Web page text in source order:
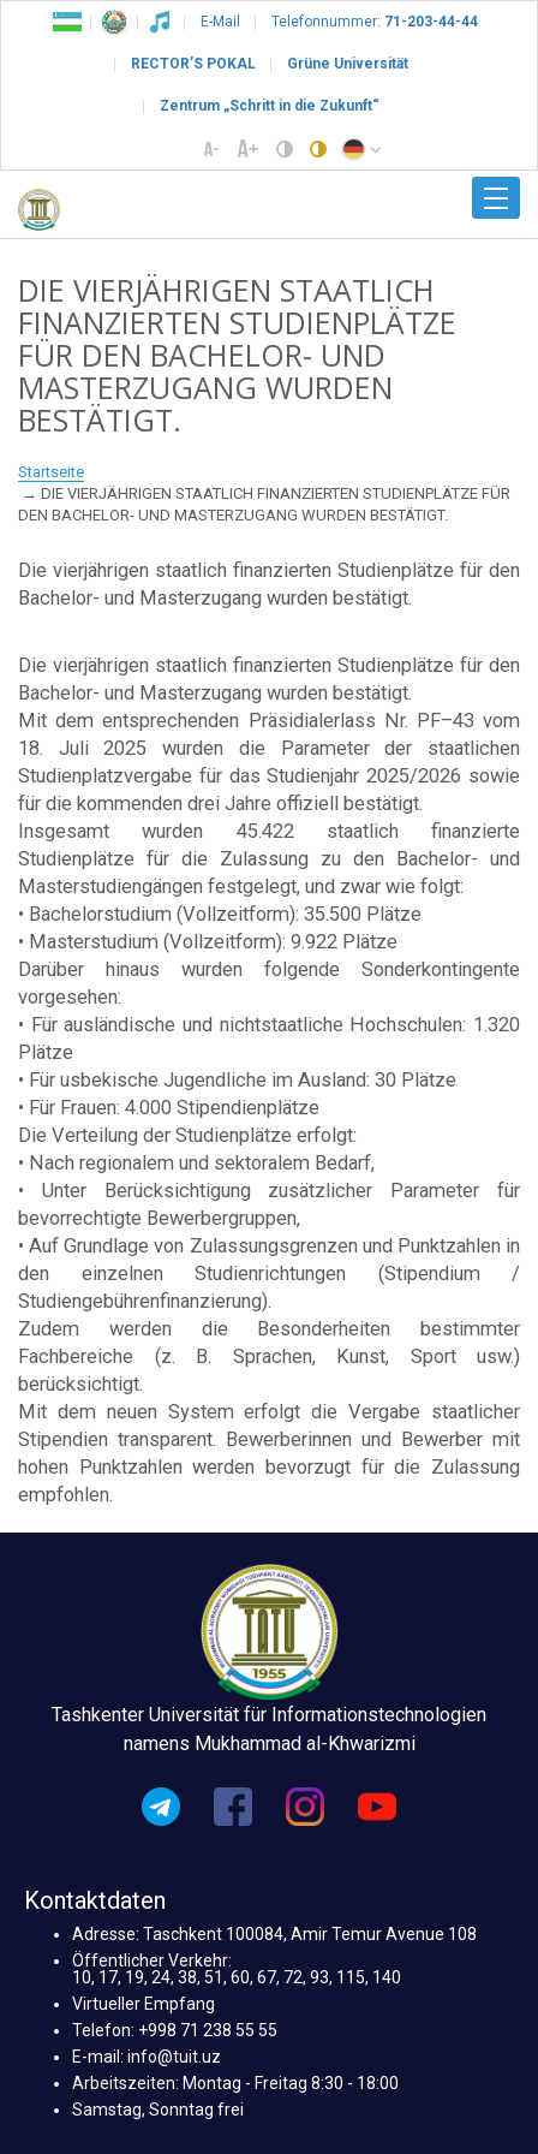
E-Mail Telefonnummer: 71-203-44-44
RECTOR’S POKAL Grüne Universität
Zentrum „Schritt in die Zukunft“
DIE VIERJÄHRIGEN STAATLICH
FINANZIERTEN STUDIENPLÄTZE
FÜR DEN BACHELOR- UND
MASTERZUGANG WURDEN
BESTÄTIGT.
Startseite
DIE VIERJÄHRIGEN STAATLICH FINANZIERTEN STUDIENPLÄTZE FÜR
DEN BACHELOR- UND MASTERZUGANG WURDEN BESTÄTIGT.
Die vierjährigen staatlich finanzierten Studienplätze für den
Bachelor- und Masterzugang wurden bestätigt.
Die vierjährigen staatlich finanzierten Studienplätze für den
Bachelor- und Masterzugang wurden bestätigt.
Mit dem entsprechenden Präsidialerlass Nr. PF–43 vom
18. Juli 2025 wurden die Parameter der staatlichen
Studienplatzvergabe für das Studienjahr 2025/2026 sowie
für die kommenden drei Jahre offiziell bestätigt.
Insgesamt wurden 45.422 staatlich finanzierte
Studienplätze für die Zulassung zu den Bachelor- und
Masterstudiengängen festgelegt, und zwar wie folgt:
• Bachelorstudium (Vollzeitform): 35.500 Plätze
• Masterstudium (Vollzeitform): 9.922 Plätze
Darüber hinaus wurden folgende Sonderkontingente
vorgesehen:
• Für ausländische und nichtstaatliche Hochschulen: 1.320
Plätze
• Für usbekische Jugendliche im Ausland: 30 Plätze
• Für Frauen: 4.000 Stipendienplätze
Die Verteilung der Studienplätze erfolgt:
• Nach regionalem und sektoralem Bedarf,
• Unter Berücksichtigung zusätzlicher Parameter für
bevorrechtigte Bewerbergruppen,
• Auf Grundlage von Zulassungsgrenzen und Punktzahlen in
den einzelnen Studienrichtungen (Stipendium /
Studiengebührenfinanzierung).
Zudem werden die Besonderheiten bestimmter
Fachbereiche (z. B. Sprachen, Kunst, Sport usw.)
berücksichtigt.
Mit dem neuen System erfolgt die Vergabe staatlicher
Stipendien transparent. Bewerberinnen und Bewerber mit
hohen Punktzahlen werden bevorzugt für die Zulassung
empfohlen.
Tashkenter Universität für Informationstechnologien
namens Mukhammad al-Khwarizmi
Kontaktdaten
Adresse: Taschkent 100084, Amir Temur Avenue 108
Öffentlicher Verkehr:
10, 17, 19, 24, 38, 51, 60, 67, 72, 93, 115, 140
Virtueller Empfang
Telefon: +998 71 238 55 55
E-mail: info@tuit.uz
Arbeitszeiten: Montag - Freitag 8:30 - 18:00
Samstag, Sonntag frei